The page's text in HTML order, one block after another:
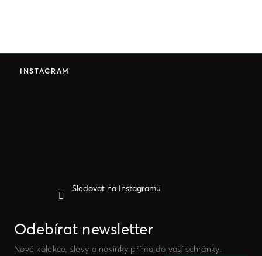
INSTAGRAM
Sledovat na Instagramu
Odebírat newsletter
Nové kolekce, slevy a novinky přímo do vaší schránky.